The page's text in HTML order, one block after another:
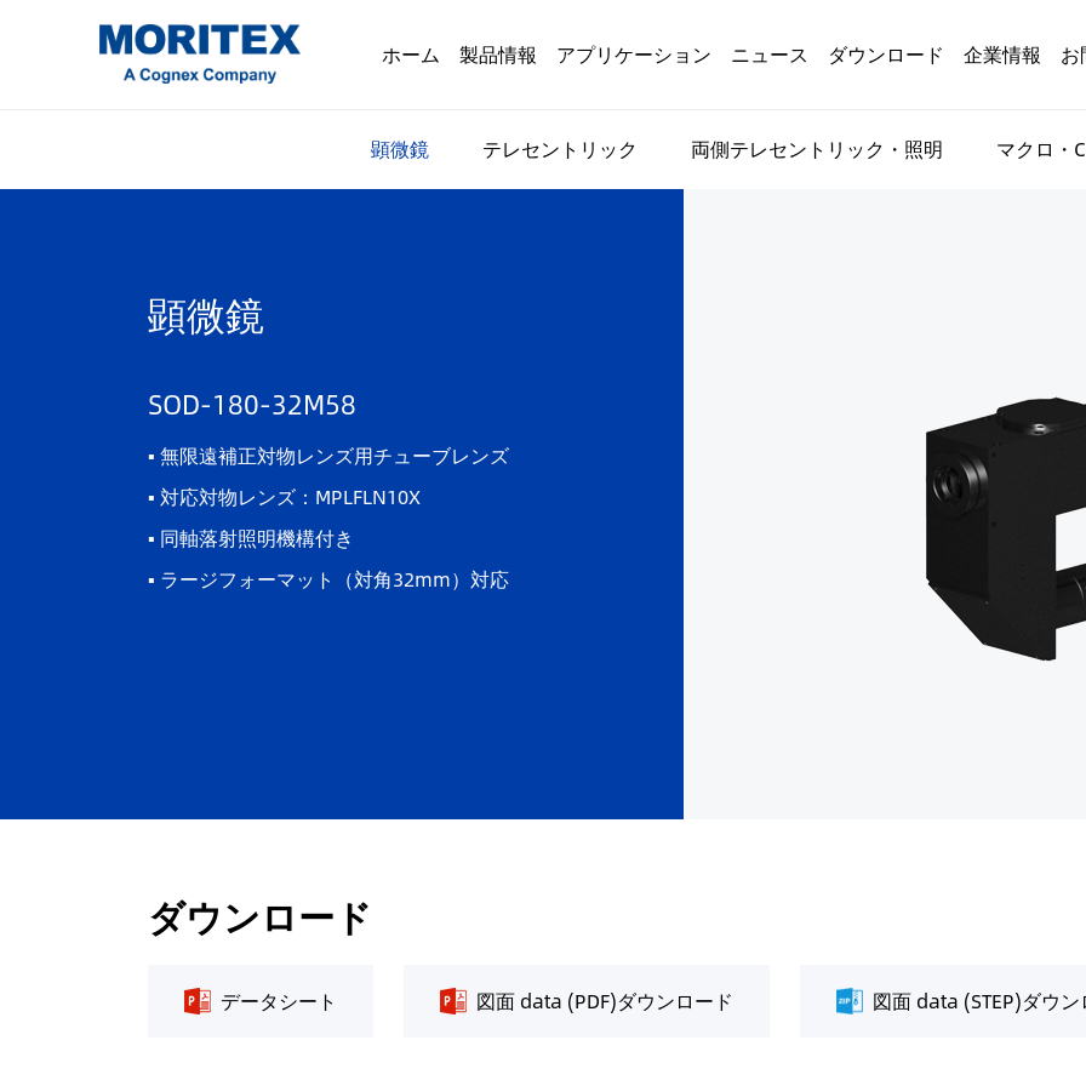
ホーム 製品情報 アプリケーション ニュース ダウンロード 企業情報
顕微鏡 テレセントリック 両側テレセントリック・照明 マクロ・
顕微鏡
SOD-180-32M58
▪ 無限遠補正対物レンズ用チューブレンズ
▪ 対応対物レンズ：MPLFLN10X
▪ 同軸落射照明機構付き
▪ ラージフォーマット（対角32mm）対応
ダウンロード
データシート 図面 data (PDF)ダウンロード 図面 data (STEP)ダウ